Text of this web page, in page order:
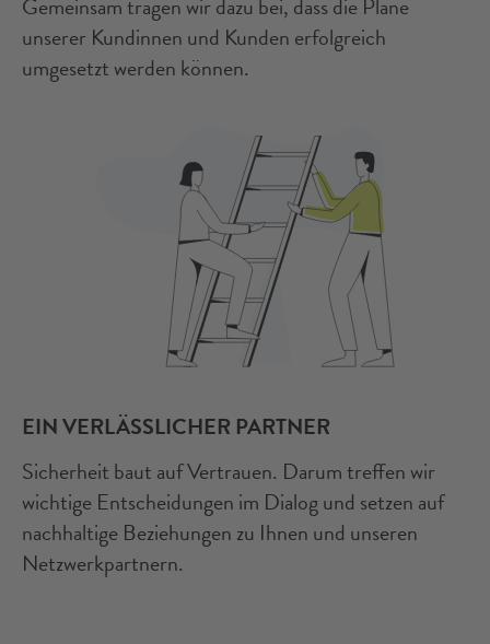
unserer Kundinnen und Kunden erfolgreich
umgesetzt werden können.
EIN VERLÄSSLICHER PARTNER
Sicherheit baut auf Vertrauen. Darum treffen wir
wichtige Entscheidungen im Dialog und setzen auf
nachhaltige Beziehungen zu Ihnen und unseren
Netzwerkpartnern.